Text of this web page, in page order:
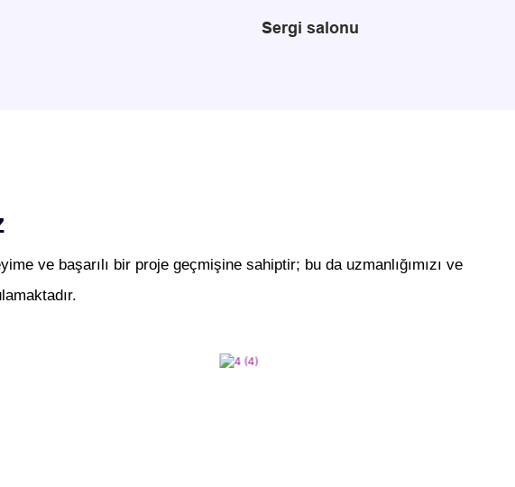
Sergi salonu
ve başarılı bir proje geçmişine sahiptir; bu da uzmanlığımızı ve